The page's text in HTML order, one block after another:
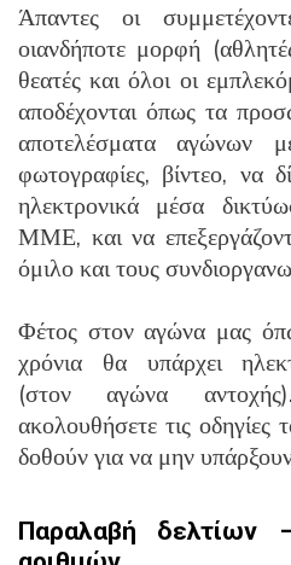
Άπαντες οι
οιανδήποτε μορφή
θεατές και όλοι οι
αποδέχονται όπως τα
αποτελέσματα αγώνων
φωτογραφίες, βίντεο, να
ηλεκτρονικά μέσα
ΜΜΕ, και να
όμιλο και τους
Φέτος στον αγώνα μας
χρόνια θα υπάρχει
(στον αγώνα
ακολουθήσετε τις
δοθούν για να μην
Παραλαβή δελτίων